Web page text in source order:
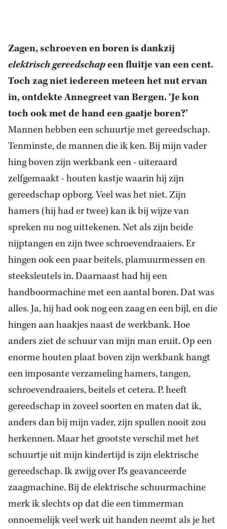
Zagen, schroeven en boren is dankzij
elektrisch gereedschapeen fluitje van een cent.
Toch zag niet iedereen meteen het nut ervan
in, ontdekte Annegreet van Bergen. ‘Je kon
toch ook met de hand een gaatje boren?’
Mannen hebben een schuurtje met gereedschap.
Tenminste, de mannen die ik ken. Bij mijn vader
hing boven zijn werkbank een - uiteraard
zelfgemaakt - houten kastje waarin hij zijn
gereedschap opborg. Veel was het niet. Zijn
hamers (hij had er twee) kan ik bij wijze van
spreken nu nog uittekenen. Net als zijn beide
nijptangen en zijn twee schroevendraaiers. Er
hingen ook een paar beitels, plamuurmessen en
steeksleutels in. Daarnaast had hij een
handboormachine met een aantal boren. Dat was
alles. Ja, hij had ook nog een zaag en een bijl, en die
hingen aan haakjes naast de werkbank. Hoe
anders ziet de schuur van mijn man eruit. Op een
enorme houten plaat boven zijn werkbank hangt
een imposante verzameling hamers, tangen,
schroevendraaiers, beitels et cetera. P. heeft
gereedschap in zoveel soorten en maten dat ik,
anders dan bij mijn vader, zijn spullen nooit zou
herkennen. Maar het grootste verschil met het
schuurtje uit mijn kindertijd is zijn elektrische
gereedschap. Ik zwijg over P.’s geavanceerde
zaagmachine. Bij de elektrische schuurmachine
merk ik slechts op dat die een timmerman
onnoemelijk veel werk uit handen neemt als je het